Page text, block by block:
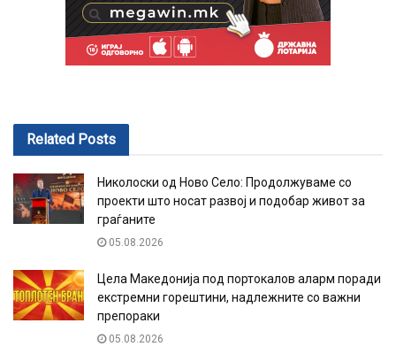
Related Posts
Николоски од Ново Село: Продолжуваме со
проекти што носат развој и подобар живот за
граѓаните
05.08.2026
Цела Македонија под портокалов аларм поради
екстремни горештини, надлежните со важни
препораки
05.08.2026